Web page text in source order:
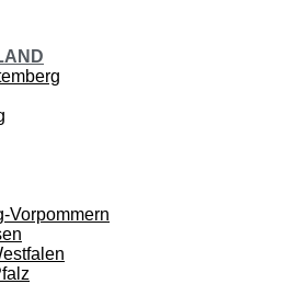
Vorpommern